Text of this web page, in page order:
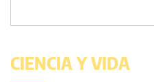
CIENCIA Y VIDA